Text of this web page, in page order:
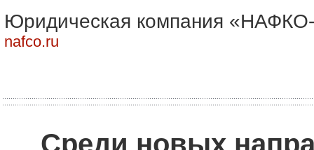
Юридическая компания «НАФКО-
nafco.ru
Среди новых